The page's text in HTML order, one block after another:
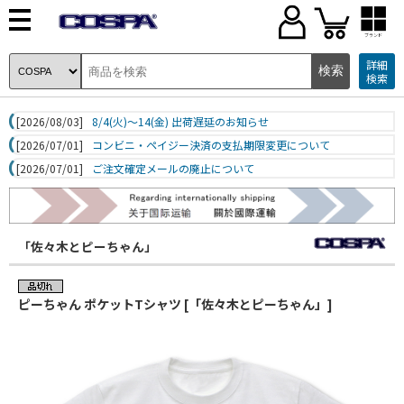
ブランド
詳細
検索
[2026/08/03]
8/4(火)～14(金) 出荷遅延のお知らせ
[2026/07/01]
コンビニ・ペイジー決済の支払期限変更について
[2026/07/01]
ご注文確定メールの廃止について
「佐々木とピーちゃん」
ピーちゃん ポケットTシャツ [「佐々木とピーちゃん」]